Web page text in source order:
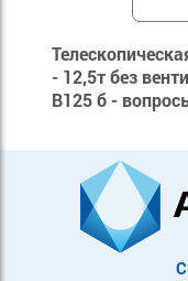
- 12,5т без
B125 б -